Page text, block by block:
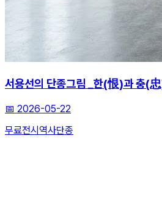
서용선의 단종그림 _한(恨)과 충(
📅 2026-05-22
무료전시 역사단종